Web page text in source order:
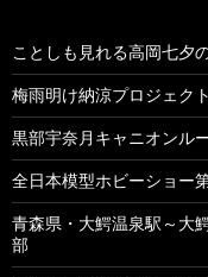
ことしも見れる高岡七夕
梅雨明け納涼プロジェク
黒部宇奈月キャニオンル
全日本模型ホビーショー
青森県・大鰐温泉駅～大
部